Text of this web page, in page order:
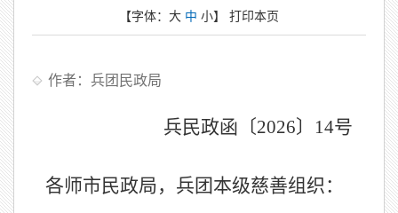
【字体： 大 中 小】 打印本页
作者：兵团民政局
兵 民政函 〔2026〕 14号
各师市民政局，兵团本级慈善组织：